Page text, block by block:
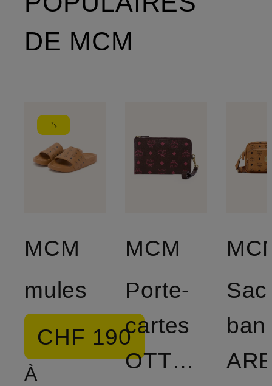
DE MCM
MCM
mules
CHF 190
À
MCM
Porte-
cartes
OTTOMAR